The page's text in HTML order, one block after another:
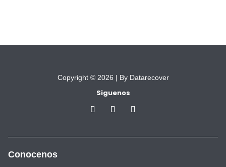
Copyright © 2026 | By Datarecover
Siguenos
Conocenos